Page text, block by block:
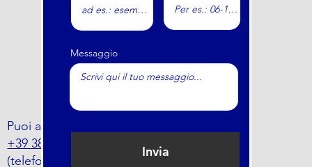
Puoi anche trovarci al numero
+39 388 797 5464
(telefono o whatsapp)
Messaggio
Invia